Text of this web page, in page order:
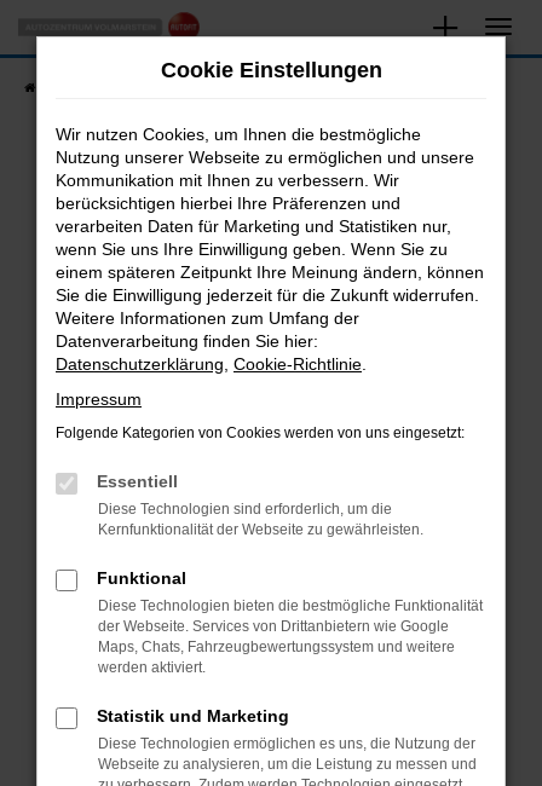
Zum
Hauptinhalt
springen
Fahrzeugsuche
Fehler: Network Error
Beim Laden ist ein Fehler aufgetreten.
Hier sind ein paar Tipps, die dir helfen können:
Überprüfe deine Firewall und deine
Internetverbindung.
Laden andere Webseiten, zum Beispiel deine
Suchmaschine?
Prüfe deine Browsererweiterungen.
können das Laden bestimmter Seiten
verhindern. Funktioniert die Seite in einem
anderen Browser oder in einem privaten
Starte dein Gerät neu.
Das kann manchmal helfen, vorübergehende
Probleme zu beheben.
Betriebssystem auf dem neuesten Stand
sind.
Veraltete Software birgt nicht nur ein
Cookie Einstellungen
Wir nutzen Cookies, um Ihnen die bestmögliche
Nutzung unserer Webseite zu ermöglichen und unsere
Kommunikation mit Ihnen zu verbessern. Wir
berücksichtigen hierbei Ihre Präferenzen und
verarbeiten Daten für Marketing und Statistiken nur,
wenn Sie uns Ihre Einwilligung geben. Wenn Sie zu
einem späteren Zeitpunkt Ihre Meinung ändern, können
Sie die Einwilligung jederzeit für die Zukunft widerrufen.
Weitere Informationen zum Umfang der
Datenverarbeitung finden Sie hier:
Datenschutzerklärung Cookie-Richtlinie
Impressum
Folgende Kategorien von Cookies werden von uns eingesetzt:
Essentiell
Diese Technologien sind erforderlich, um die
Kernfunktionalität der Webseite zu gewährleisten.
Funktional
Diese Technologien bieten die bestmögliche Funktionalität
der Webseite. Services von Drittanbietern wie Google
Maps, Chats, Fahrzeugbewertungssystem und weitere
werden aktiviert.
Statistik und Marketing
Diese Technologien ermöglichen es uns, die Nutzung der
Webseite zu analysieren, um die Leistung zu messen und